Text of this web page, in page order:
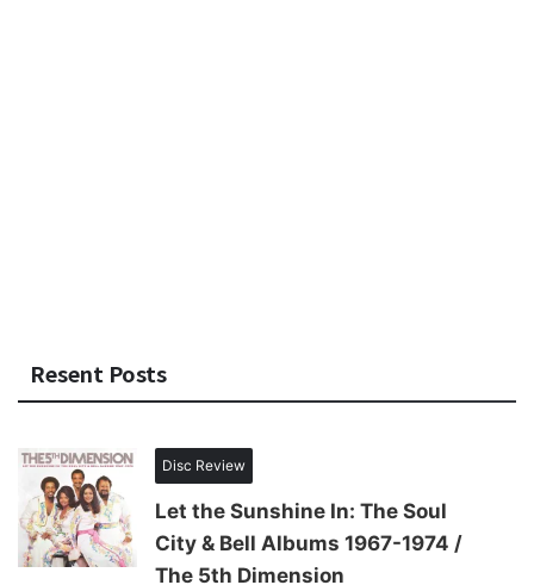
Resent Posts
Disc Review
Let the Sunshine In: The Soul
City & Bell Albums 1967-1974 /
The 5th Dimension